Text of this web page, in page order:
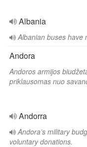
Albania
Albanian buses have
Andora
Andoros armijos
priklausomas nuo
Andorra
Andora’s military
voluntary donations.